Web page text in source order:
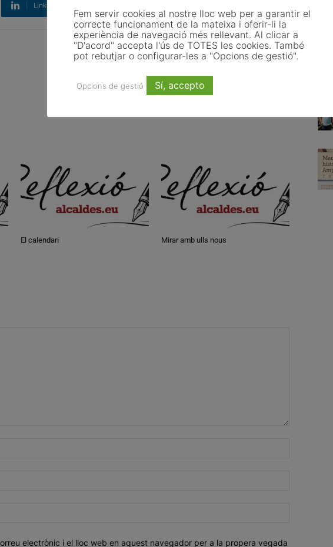
Linkedin
Article següent
3 de juny del 2026
El calendari Mirar amb ulls nous
electrònic i el lloc web en aquest navegador per a la propera vegada
Fem servir cookies al nostre lloc web per a garantir el
correcte funcionament de la mateixa i oferir-li la
experiència de navegació més rellevant. Al clicar a
"D'acord" accepta l'ús de TOTES les cookies. També
pot rebutjar o configurar-les a "Opcions de gestió".
Opcions de gestió Sí, accepto